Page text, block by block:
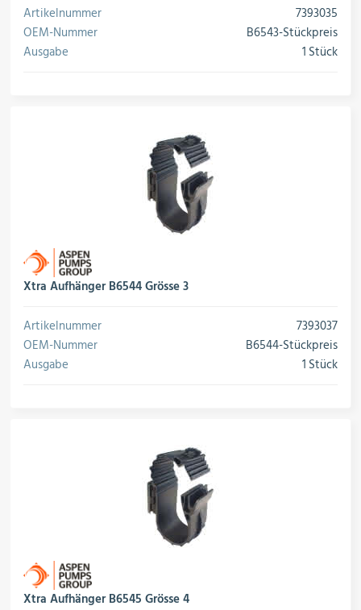
Hilfs- & Verbrauchsmittel
Artikelnummer
7393035
OEM-Nummer
B6543-Stückpreis
Ausgabe
1 Stück
Xtra Aufhänger B6544 Grösse 3
Artikelnummer
7393037
OEM-Nummer
B6544-Stückpreis
Ausgabe
1 Stück
Xtra Aufhänger B6545 Grösse 4